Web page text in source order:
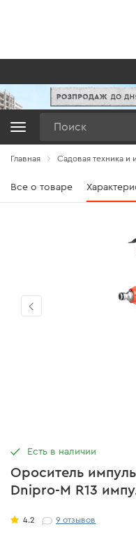
Главная Садовая техника и
Все о товаре
Ороситель
Dnipro-M R13
4.2 9отзывов
Есть в наличии